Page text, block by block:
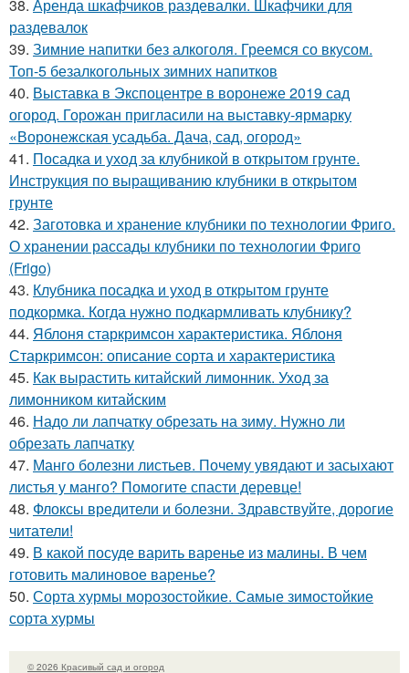
38. Аренда шкафчиков раздевалки. Шкафчики для
раздевалок
39. Зимние напитки без алкоголя. Греемся со вкусом.
Топ-5 безалкогольных зимних напитков
40. Выставка в Экспоцентре в воронеже 2019 сад
огород. Горожан пригласили на выставку-ярмарку
«Воронежская усадьба. Дача, сад, огород»
41. Посадка и уход за клубникой в открытом грунте.
Инструкция по выращиванию клубники в открытом
грунте
42. Заготовка и хранение клубники по технологии Фриго.
О хранении рассады клубники по технологии Фриго
(Frigo)
43. Клубника посадка и уход в открытом грунте
подкормка. Когда нужно подкармливать клубнику?
44. Яблоня старкримсон характеристика. Яблоня
Старкримсон: описание сорта и характеристика
45. Как вырастить китайский лимонник. Уход за
лимонником китайским
46. Надо ли лапчатку обрезать на зиму. Нужно ли
обрезать лапчатку
47. Манго болезни листьев. Почему увядают и засыхают
листья у манго? Помогите спасти деревце!
48. Флоксы вредители и болезни. Здравствуйте, дорогие
читатели!
49. В какой посуде варить варенье из малины. В чем
готовить малиновое варенье?
50. Сорта хурмы морозостойкие. Самые зимостойкие
сорта хурмы
© 2026 Красивый сад и огород